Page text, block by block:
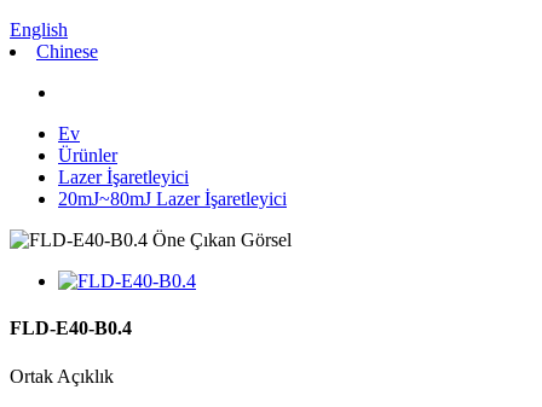
English
Chinese
Ev
Ürünler
Lazer İşaretleyici
20mJ~80mJ Lazer İşaretleyici
FLD-E40-B0.4
Ortak Açıklık